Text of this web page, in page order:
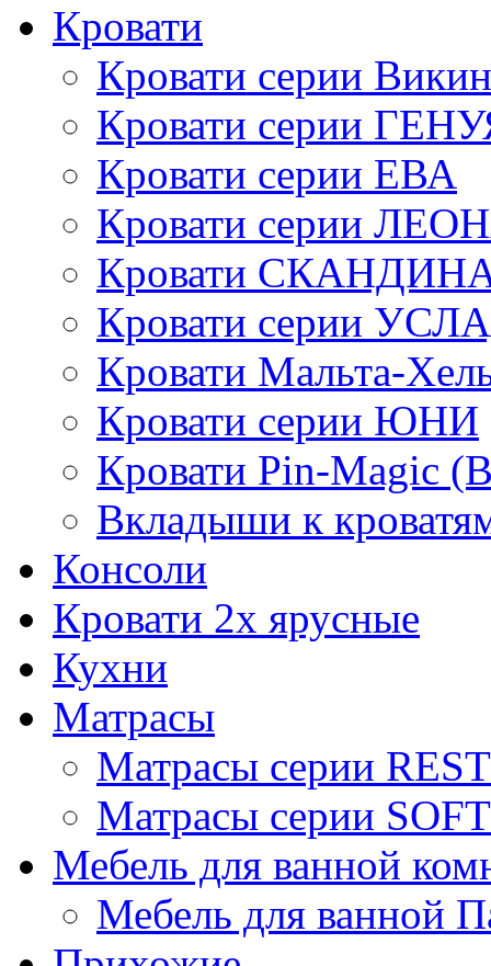
Кровати
Кровати серии
Кровати серии
Кровати серии ЕВА
Кровати серии
Кровати
Кровати серии
Кровати Мальта-
Кровати серии ЮНИ
Кровати Pin-Magic
Вкладыши к
Консоли
Кровати 2х ярусные
Кухни
Матрасы
Матрасы серии REST
Матрасы серии SOFT
Мебель для ванной
Мебель для ванной